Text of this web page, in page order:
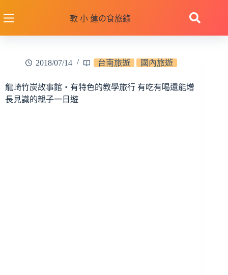
至
敦 小 蓮の食旅錄
2018/07/14 台南旅遊 國內旅遊
龍崎竹炭故事館‧有特色的教學旅行 有吃有喝還能增
長見識的親子一日遊